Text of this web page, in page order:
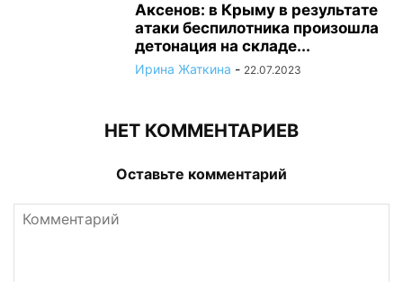
Аксенов: в Крыму в результате
атаки беспилотника произошла
детонация на складе...
Ирина Жаткина - 22.07.2023
НЕТ КОММЕНТАРИЕВ
Оставьте комментарий